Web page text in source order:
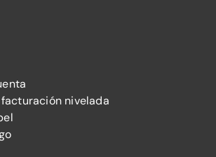
nivelada